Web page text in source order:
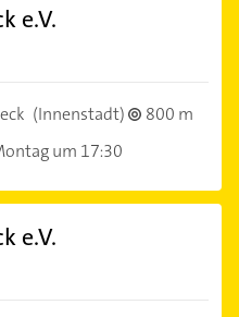
e.V.
(Innenstadt)
800 m
um 17:30
e.V.